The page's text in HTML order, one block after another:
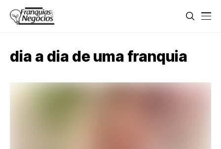
dia a dia de uma franquia